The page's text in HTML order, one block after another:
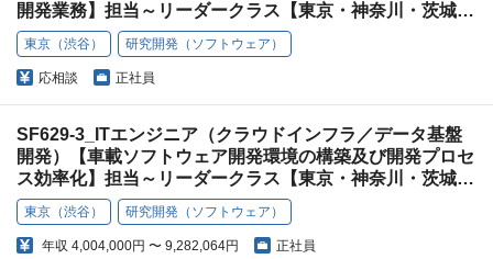
開発業務】担当～リーダークラス【東京・神奈川・茨城・
群馬】（SDV）
東京（渋谷） 研究開発（ソフトウェア）
応相談 正社員
SF629-3_ITエンジニア（クラウドインフラ／データ基盤
開発）【車載ソフトウェア開発環境の構築及び開発プロセ
ス効率化】担当～リーダークラス【東京・神奈川・茨城・
群馬】（SDV）
東京（渋谷） 研究開発（ソフトウェア）
年収 4,004,000円 〜 9,282,064円 正社員